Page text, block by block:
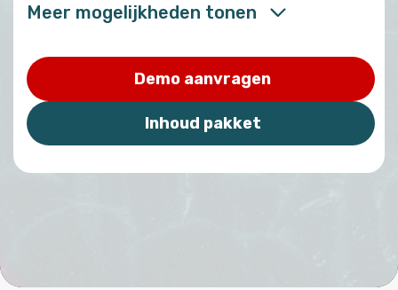
Meer mogelijkheden tonen
Demo aanvragen
Inhoud pakket